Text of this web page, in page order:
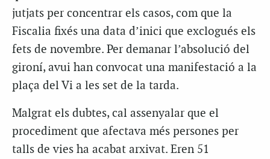
jutjats per concentrar els casos, com que la
Fiscalia fixés una data d’inici que exclogués els
fets de novembre. Per demanar l’absolució del
gironí, avui han convocat una manifestació a la
plaça del Vi a les set de la tarda.
Malgrat els dubtes, cal assenyalar que el
procediment que afectava més persones per
talls de vies ha acabat arxivat. Eren 51